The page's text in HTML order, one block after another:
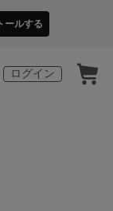
ールする
ログイン